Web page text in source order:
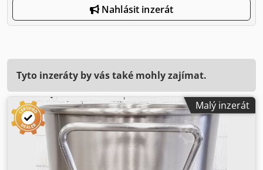
Nahlásit inzerát
Tyto inzeráty by vás také mohly zajímat.
Malý inzerát